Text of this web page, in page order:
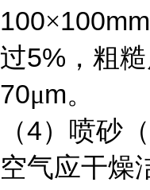
100×
过5% ，粗
70μm。
（4）喷砂
空气应干燥